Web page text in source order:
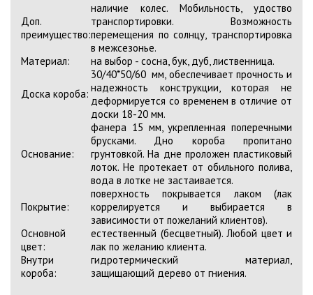
Доп.
преимущество:
наличие колес. Мобильность, удоство
транспортировки. Возможность
перемещения по солнцу, транспортировка
в межсезонье.
Материал:
на выбор - сосна, бук, дуб, лиственница.
Доска короба:
30/40*50/60 мм, обеспечивает прочность и
надежность конструкции, которая не
деформируется со временем в отличие от
доски 18-20 мм.
Основание:
фанера 15 мм, укрепленная поперечными
брусками. Дно короба пропитано
грунтовкой. На дне проложен пластиковый
лоток. Не протекает от обильного полива,
вода в лотке не застаивается.
Покрытие:
поверхность покрывается лаком (лак
коррелируется и выбирается в
зависимости от пожеланий клиентов).
Основной
цвет:
естественный (бесцветный). Любой цвет и
лак по желанию клиента.
Внутри
короба:
гидротермический материал,
защищающий дерево от гниения.